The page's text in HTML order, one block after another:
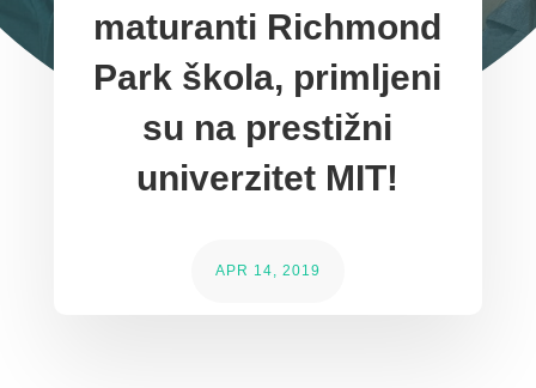
maturanti Richmond
Park škola, primljeni
su na prestižni
univerzitet MIT!
APR 14, 2019